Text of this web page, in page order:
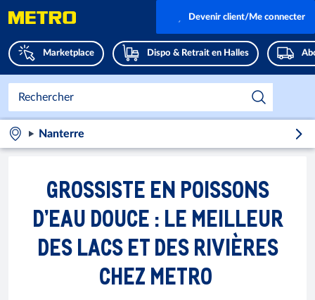
Marketplace Dispo & Retrait en Halles
Devenir client/Me connecter
Nanterre
GROSSISTE EN POISSONS
D’EAU DOUCE : LE MEILLEUR
DES LACS ET DES RIVIÈRES
CHEZ METRO